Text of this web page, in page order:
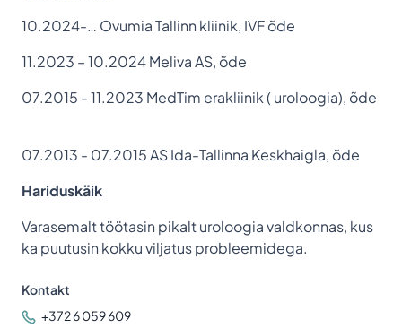
10.2024-… Ovumia Tallinn kliinik, IVF õde
11.2023 – 10.2024 Meliva AS, õde
07.2015 - 11.2023 MedTim erakliinik ( uroloogia), õde
07.2013 - 07.2015 AS Ida-Tallinna Keskhaigla, õde
Hariduskäik
Varasemalt töötasin pikalt uroloogia valdkonnas, kus
ka puutusin kokku viljatus probleemidega.
Kontakt
+372 6 059 609